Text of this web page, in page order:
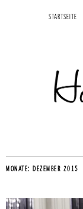
STARTSEITE
MONATE: DEZEMBER 2015